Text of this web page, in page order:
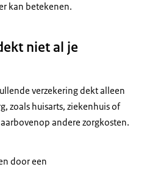
kan betekenen.
niet al je
verzekering dekt alleen
zoals huisarts, ziekenhuis of
andere zorgkosten.
door een